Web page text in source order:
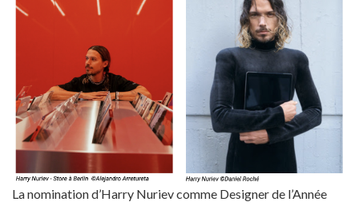
La nomination d’Harry Nuriev comme Designer de l’Année